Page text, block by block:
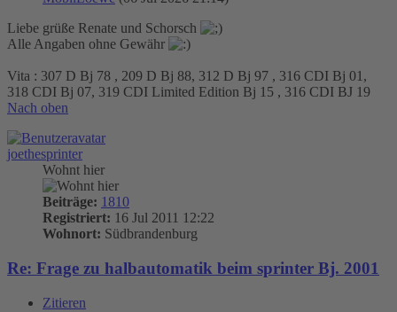
Liebe grüße Renate und Schorsch
Alle Angaben ohne Gewähr
Vita : 307 D Bj 78 , 209 D Bj 88, 312 D Bj 97 , 316 CDI Bj 01,
318 CDI Bj 07, 319 CDI Limited Edition Bj 15 , 316 CDI BJ 19
Nach oben
joethesprinter
Wohnt hier
Beiträge: 1810
Registriert: 16 Jul 2011 12:22
Wohnort: Südbrandenburg
Re: Frage zu halbautomatik beim sprinter Bj. 2001
Zitieren